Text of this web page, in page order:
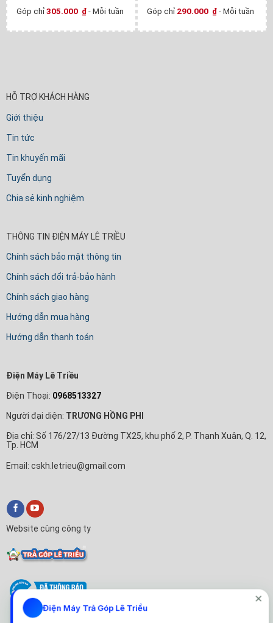
Góp chỉ305.000 ₫- Mỗi tuần
Góp chỉ 290.000 ₫- Mỗi tuần
HỖ TRỢ KHÁCH HÀNG
Giới thiệu
Tin tức
Tin khuyến mãi
Tuyển dụng
Chia sẻ kinh nghiệm
THÔNG TIN ĐIỆN MÁY LÊ TRIỀU
Chính sách bảo mật thông tin
Chính sách đổi trả-bảo hành
Chính sách giao hàng
Hướng dẫn mua hàng
Hướng dẫn thanh toán
Điện Máy Lê Triều
Điện Thoại: 0968513327
Người đại diện: TRƯƠNG HỒNG PHI
Địa chỉ: Số 176/27/13 Đường TX25, khu phố 2, P. Thạnh Xuân, Q. 12,
Tp. HCM
Email: cskh.letrieu@gmail.com
Website cùng công ty
✕
Điện Máy Trả Góp Lê Triều